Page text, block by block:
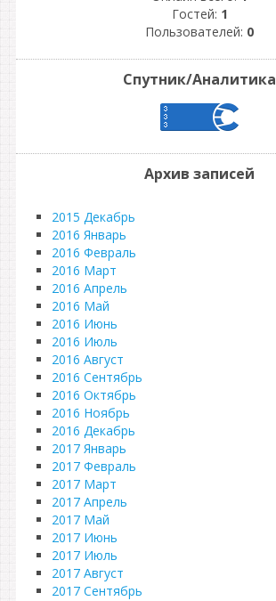
Гостей: 1
Пользователей: 0
Спутник/Аналитика
Архив записей
2015 Декабрь
2016 Январь
2016 Февраль
2016 Март
2016 Апрель
2016 Май
2016 Июнь
2016 Июль
2016 Август
2016 Сентябрь
2016 Октябрь
2016 Ноябрь
2016 Декабрь
2017 Январь
2017 Февраль
2017 Март
2017 Апрель
2017 Май
2017 Июнь
2017 Июль
2017 Август
2017 Сентябрь